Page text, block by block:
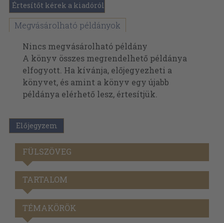
Értesítőt kérek a kiadóról
Megvásárolható példányok
Nincs megvásárolható példány
A könyv összes megrendelhető példánya
elfogyott. Ha kívánja, előjegyezheti a
könyvet, és amint a könyv egy újabb
példánya elérhető lesz, értesítjük.
Előjegyzem
FÜLSZÖVEG
TARTALOM
TÉMAKÖRÖK